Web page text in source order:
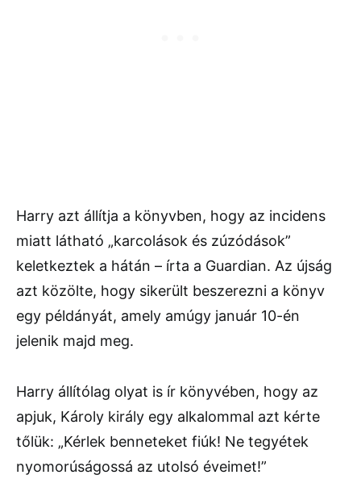
Harry azt állítja a könyvben, hogy az incidens
miatt látható „karcolások és zúzódások”
keletkeztek a hátán – írta a Guardian. Az újság
azt közölte, hogy sikerült beszerezni a könyv
egy példányát, amely amúgy január 10-én
jelenik majd meg.
Harry állítólag olyat is ír könyvében, hogy az
apjuk, Károly király egy alkalommal azt kérte
tőlük: „Kérlek benneteket fiúk! Ne tegyétek
nyomorúságossá az utolsó éveimet!”